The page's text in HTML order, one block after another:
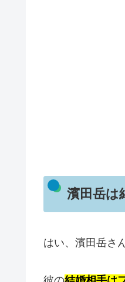
濱田岳は
はい、濱田岳さ